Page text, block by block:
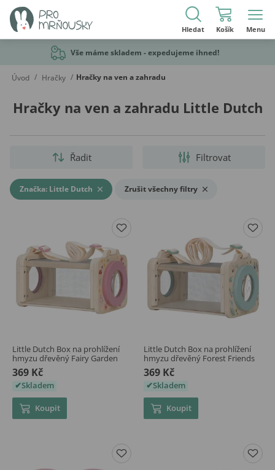
Hledat Košík Menu
Vše máme skladem - expedujeme ihned!
Úvod / Hračky / Hračky na ven a zahradu
Hračky na ven a zahradu Little Dutch
Filtrovat
Řadit
Značka: Little Dutch Zrušit všechny filtry
Little Dutch Box na prohlížení
hmyzu dřevěný Fairy Garden
369 Kč
Skladem
Koupit
Little Dutch Box na prohlížení
hmyzu dřevěný Forest Friends
369 Kč
Skladem
Koupit